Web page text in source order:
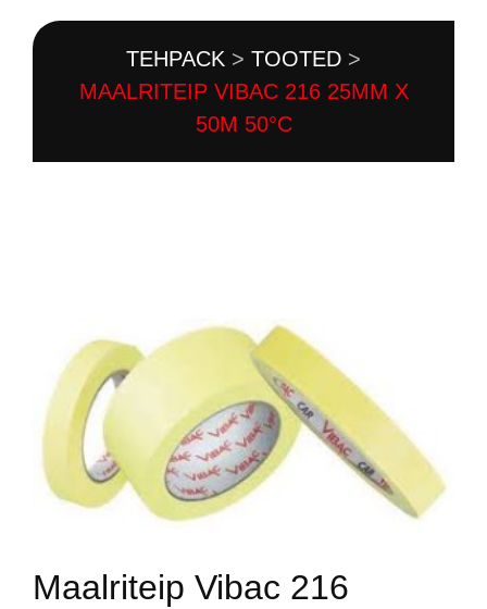
TEHPACK > TOOTED >
MAALRITEIP VIBAC 216 25MM X
50M 50°C
Maalriteip Vibac 216